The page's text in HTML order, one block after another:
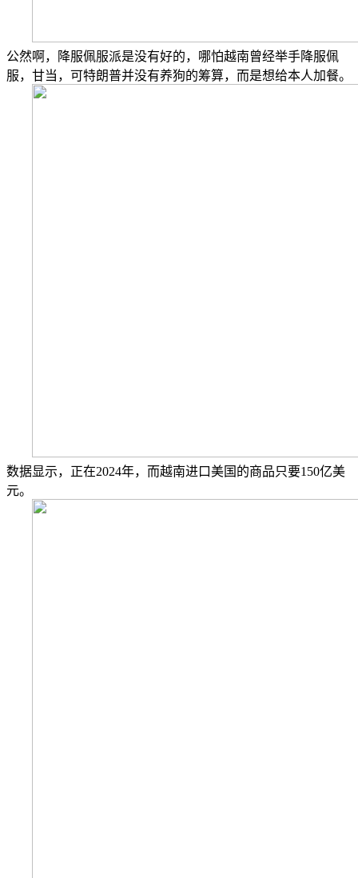
公然啊，降服佩服派是没有好的，哪怕越南曾经举手降服佩
服，甘当，可特朗普并没有养狗的筹算，而是想给本人加餐。
数据显示，正在2024年，而越南进口美国的商品只要150亿美
元。